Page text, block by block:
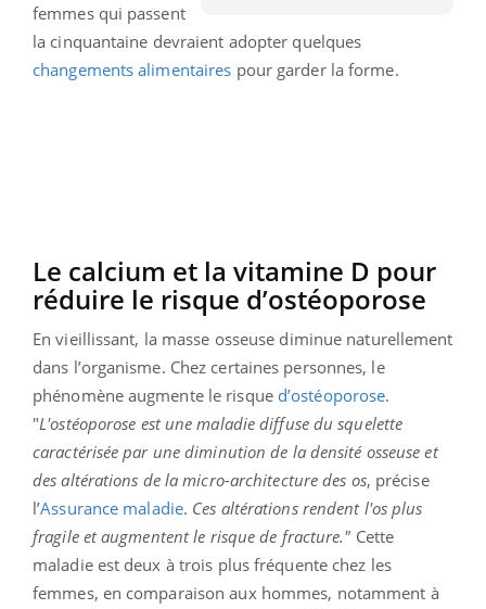
femmes qui passent
la cinquantaine devraient adopter quelques
changements alimentaires pour garder la forme.
Le calcium et la vitamine D pour
réduire le risque d’ostéoporose
En vieillissant, la masse osseuse diminue naturellement
dans l’organisme. Chez certaines personnes, le
phénomène augmente le risque d’ostéoporose.
"L'ostéoporose est une maladie diffuse du squelette
caractérisée par une diminution de la densité osseuse et
des altérations de la micro-architecture des os, précise
l’Assurance maladie. Ces altérations rendent l'os plus
fragile et augmentent le risque de fracture." Cette
maladie est deux à trois plus fréquente chez les
femmes, en comparaison aux hommes, notamment à